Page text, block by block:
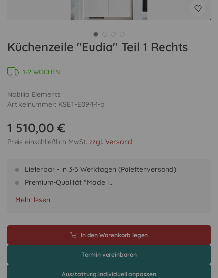
Küchenzeile "Eudia" Teil 1 Rechts
1-2 WOCHEN
Nobilia Elements
Artikelnummer: KSET-E09-1-1-b
1 510,00 €
Preis einschließlich MwSt. zzgl. Versand
Lieferbar - in 3-5 Werktagen (Palettenversand)
Premium-Qualität "Made i…
Mehr lesen
In den Warenkorb legen
Termin vereinbaren
Ausstattung individuell anpassen